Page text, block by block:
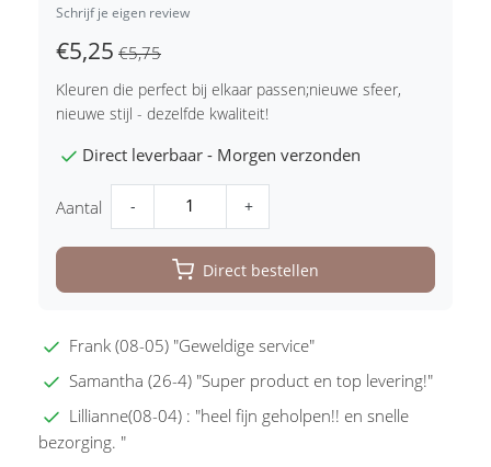
Schrijf je eigen review
€5,25 €5,75
Kleuren die perfect bij elkaar passen;nieuwe sfeer,
nieuwe stijl - dezelfde kwaliteit!
Direct leverbaar - Morgen verzonden
Aantal - +
Direct bestellen
Frank (08-05) "Geweldige service"
Samantha (26-4) "Super product en top levering!"
Lillianne(08-04) : "heel fijn geholpen!! en snelle
bezorging. "